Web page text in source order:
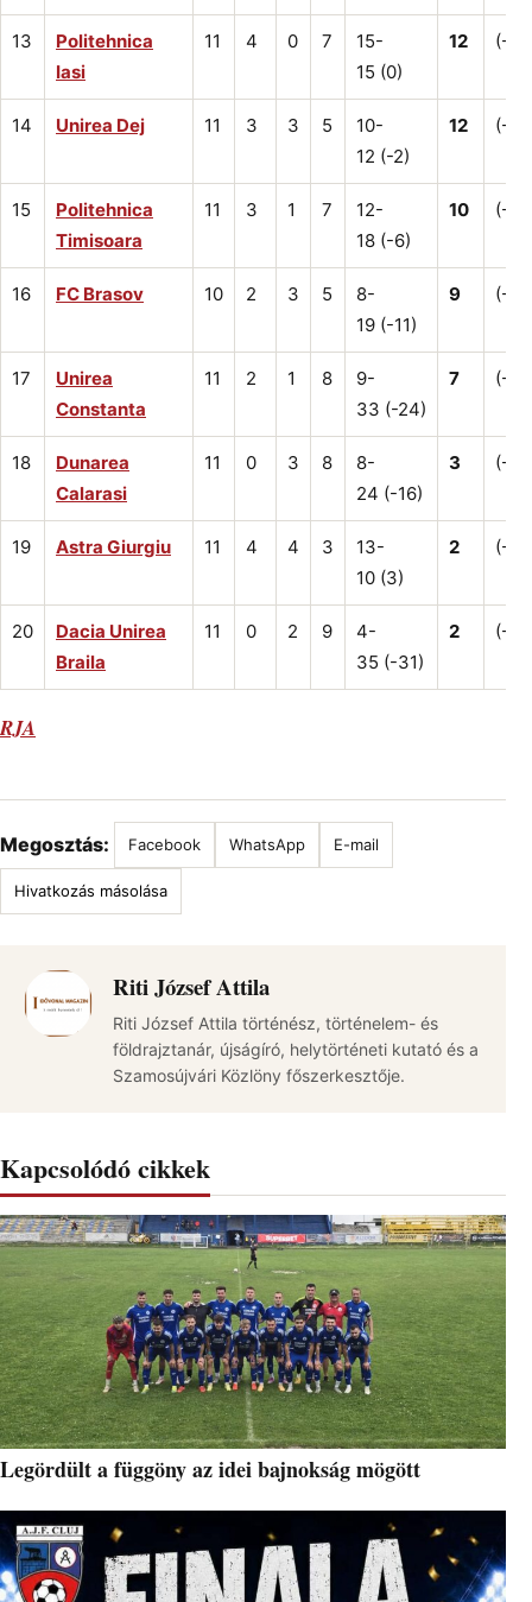
13
Politehnica
Iasi
11 4 0 7
15-
15 (0)
12 (-3)
14 Unirea Dej 11 3 3 5
10-
12 (-2)
12 (-6)
15
Politehnica
Timisoara
11 3 1 7
12-
18 (-6)
10 (-5)
16 FC Brasov 10 2 3 5
8-
19 (-11)
9 (-9)
17
Unirea
Constanta
11 2 1 8
9-
33 (-24)
7 (-8)
18
Dunarea
Calarasi
11 0 3 8
8-
24 (-16)
3 (-
19 Astra Giurgiu 11 4 4 3
13-
10 (3)
2 (-2)
20
Dacia Unirea
Braila
11 0 2 9
4-
35 (-31)
2 (-
RJA
Megosztás: Facebook WhatsApp E-mail
Hivatkozás másolása
Riti József Attila
Riti József Attila történész, történelem- és
földrajztanár, újságíró, helytörténeti kutató és a
Szamosújvári Közlöny főszerkesztője.
Kapcsolódó cikkek
Legördült a függöny az idei bajnokság mögött